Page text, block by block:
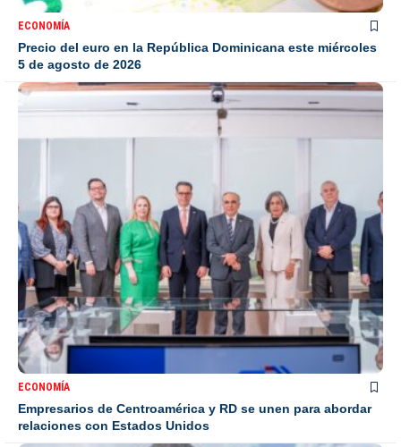
ECONOMÍA
Precio del euro en la República Dominicana este miércoles
5 de agosto de 2026
ECONOMÍA
Empresarios de Centroamérica y RD se unen para abordar
relaciones con Estados Unidos